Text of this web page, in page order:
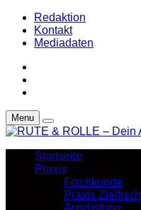
Redaktion
Kontakt
Mediadaten
Menu
Startseite
Praxis
Fischkunde
Praxis Zielfisch
Ausrüstung